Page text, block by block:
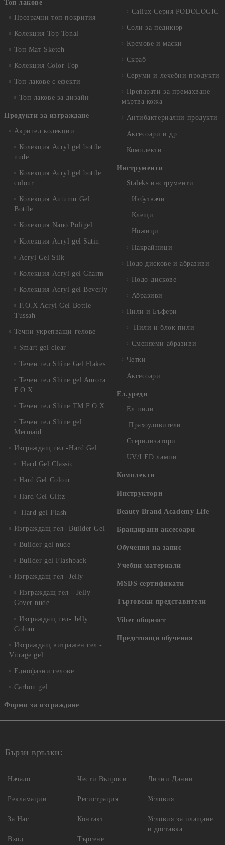
Топ лакове
Прозрачни топ покрития
Колекция Top Tonal
Топ Мат Sketch
Колекция Color Top
Топ лакове с ефекти
Топ лакове за дизайн
Продукти за изграждане
Акригел колекции
Колекция Acryl gel bottle
nude
Колекция Acryl gel bottle
colour
Колекция Autumn Gel
Bottle
Колекция Nano Poligel
Колекция Acryl gel Satin
Acryl Gel Silk
Колекция Acryl gel Charm
Колекция Acryl gel Beverly
F.O.X Acryl Gel Bottle
Tussah
Течни укрепващи гелове
Smart gel clear
Течен гел Shine Gel Flakes
Течен гел Shine gel Aurora
F.O.X
Течен гел Shine TM F.O.X
Течен гел Shine gel
Mermaid
Изграждащ гел -Hard Gel
Hard Gel Classic
Hard Gel Colour
Hard Gel Glitz
Hard gel Flash
Изграждащ гел- Builder Gel
Builder gel nude
Builder gel Flashback
Изграждащ гел -Jelly
Изграждащ гел - Jelly
Cover nude
Изграждащ гел- Jelly
Colour
Изграждащ витражен гел -
Vitrage gel
Еднофазни гелове
Carbon gel
Форми за изграждане
Callux Серия PODOLOGIC
Соли за педикюр
Кремове и маски
Скраб
Серуми и лечебни продукти
Препарати за премахване
мъртва кожа
Антибактериални продукти
Аксесоари и др.
Комплекти
Инструменти
Staleks инструменти
Избутвачи
Клещи
Ножици
Накрайници
Подо дискове и абразиви
Подо-дискове
Абразиви
Пили и Бъфери
Пили и блок пили
Сменяеми абразиви
Четки
Аксесоари
Ел.уреди
Ел.пили
Прахоуловители
Стерилизатори
UV/LED лампи
Комплекти
Инструктори
Beauty Brand Academy Life
Брандирани аксесоари
Обучения на запис
Учебни материали
MSDS сертификати
Търговски представители
Viber общност
Предстоящи обучения
Бързи връзки:
Начало
Рекламации
За Нас
Вход
Чести Въпроси
Регистрация
Контакт
Търсене
Лични Данни
Условия
Условия за плащане
и доставка